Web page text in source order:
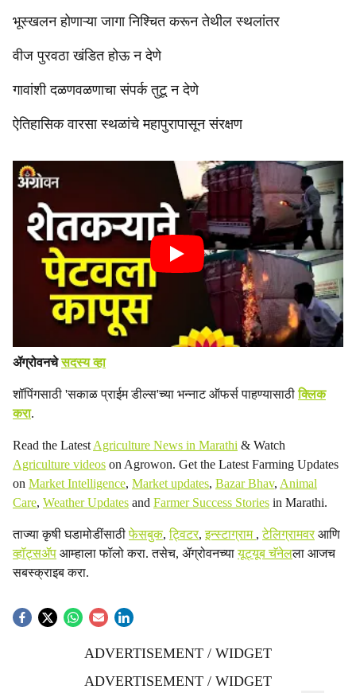
भूस्खलन होणाऱ्या जागा निश्चित करून तेथील स्थलांतर
वीज पुरवठा खंडित होऊ न देणे
गावांशी दळणवळणाचा संपर्क तुटू न देणे
ऐतिहासिक वारसा स्थळांचे महापुरापासून संरक्षण
ॲग्रोवनचेसदस्य व्हा
शॉपिंगसाठी 'सकाळ प्राईम डील्स'च्या भन्नाट ऑफर्स पाहण्यासाठीक्लिक
करा.
Read the Latest Agriculture News in Marathi & Watch
Agriculture videos on Agrowon. Get the Latest Farming Updates
on Market Intelligence, Market updates, Bazar Bhav, Animal
Care, Weather Updates and Farmer Success Stories in Marathi.
ताज्या कृषी घडामोडींसाठीफेसबुक,ट्विटर,इन्स्टाग्राम ,टेलिग्रामवरआणि
व्हॉट्सॲप आम्हाला फॉलो करा. तसेच, ॲग्रोवनच्यायूट्यूब चॅनेलला आजच
सबस्क्राइब करा.
ADVERTISEMENT / WIDGET
ADVERTISEMENT / WIDGET